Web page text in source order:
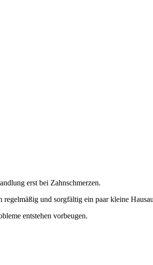
erst bei Zahnschmerzen.
und sorgfältig ein paar kleine
entstehen vorbeugen.